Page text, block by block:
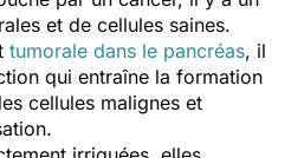
et de cellules saines.
tumorale dans le pancréas, il
qui entraîne la formation
cellules malignes et